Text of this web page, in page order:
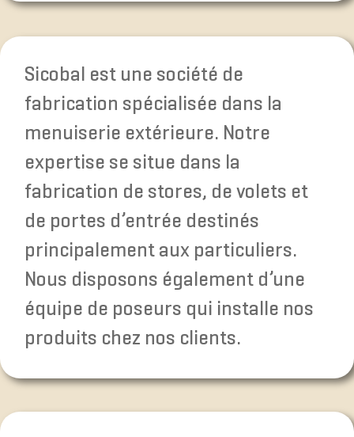
Sicobal est une société de
fabrication spécialisée dans la
menuiserie extérieure. Notre
expertise se situe dans la
fabrication de stores, de volets et
de portes d’entrée destinés
principalement aux particuliers.
Nous disposons également d’une
équipe de poseurs qui installe nos
produits chez nos clients.